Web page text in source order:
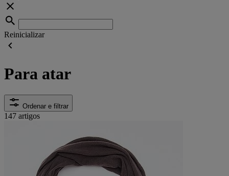
Reinicializar
Para atar
Ordenar e filtrar
147 artigos